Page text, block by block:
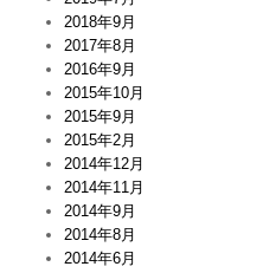
2018年9月
2017年8月
2016年9月
2015年10月
2015年9月
2015年2月
2014年12月
2014年11月
2014年9月
2014年8月
2014年6月